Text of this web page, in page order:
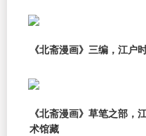
《北斋漫画》三编，江户
《北斋漫画》草笔之部，
术馆藏